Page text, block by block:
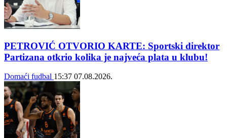
PETROVIĆ OTVORIO KARTE: Sportski direktor
Partizana otkrio kolika je najveća plata u klubu!
Domaći fudbal 15:37 07.08.2026.